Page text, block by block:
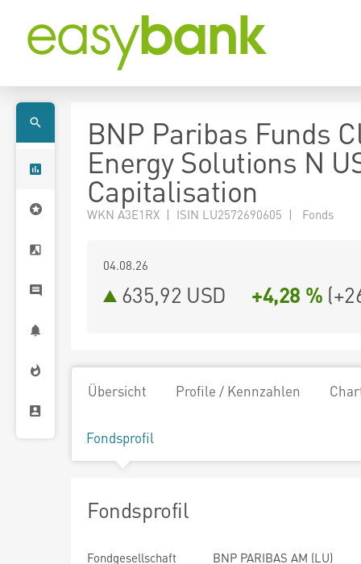
BNP Paribas Funds
Energy Solutions N
Capitalisation
WKN A3E1RX | ISIN LU2572690605 | Fonds
04.08.26
635,92 USD +4,28 % (
Übersicht Profile / Kennzahlen
Fondsprofil
Fondsprofil
Fondgesellschaft
BNP PARIBAS AM (LU)